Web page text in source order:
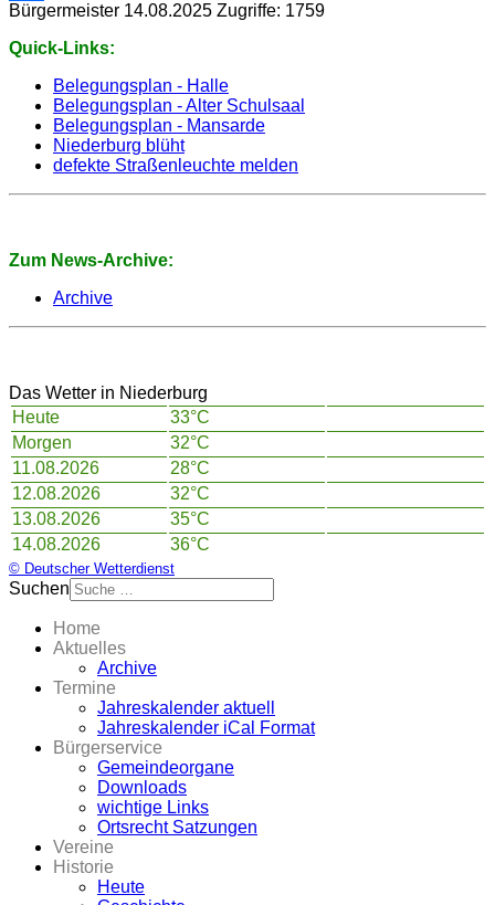
Share
Bürgermeister 14.08.2025 Zugriffe: 1759
Quick-Links:
Belegungsplan - Halle
Belegungsplan - Alter Schulsaal
Belegungsplan - Mansarde
Niederburg blüht
defekte Straßenleuchte melden
Zum News-Archive:
Archive
Das Wetter in Niederburg
Heute
33°C
Morgen
32°C
11.08.2026
28°C
12.08.2026
32°C
13.08.2026
35°C
14.08.2026
36°C
© Deutscher Wetterdienst
Suchen
Home
Aktuelles
Archive
Termine
Jahreskalender aktuell
Jahreskalender iCal Format
Bürgerservice
Gemeindeorgane
Downloads
wichtige Links
Ortsrecht Satzungen
Vereine
Historie
Heute